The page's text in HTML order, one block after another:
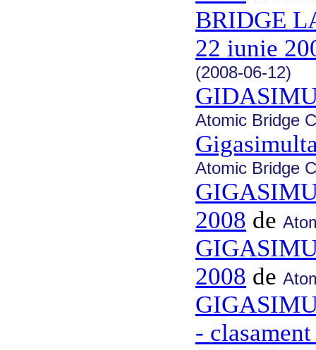
BRIDGE
22 iunie
(2008-06-12)
Atomic Bridge
Atomic Bridge
2008 de
2008 de
-